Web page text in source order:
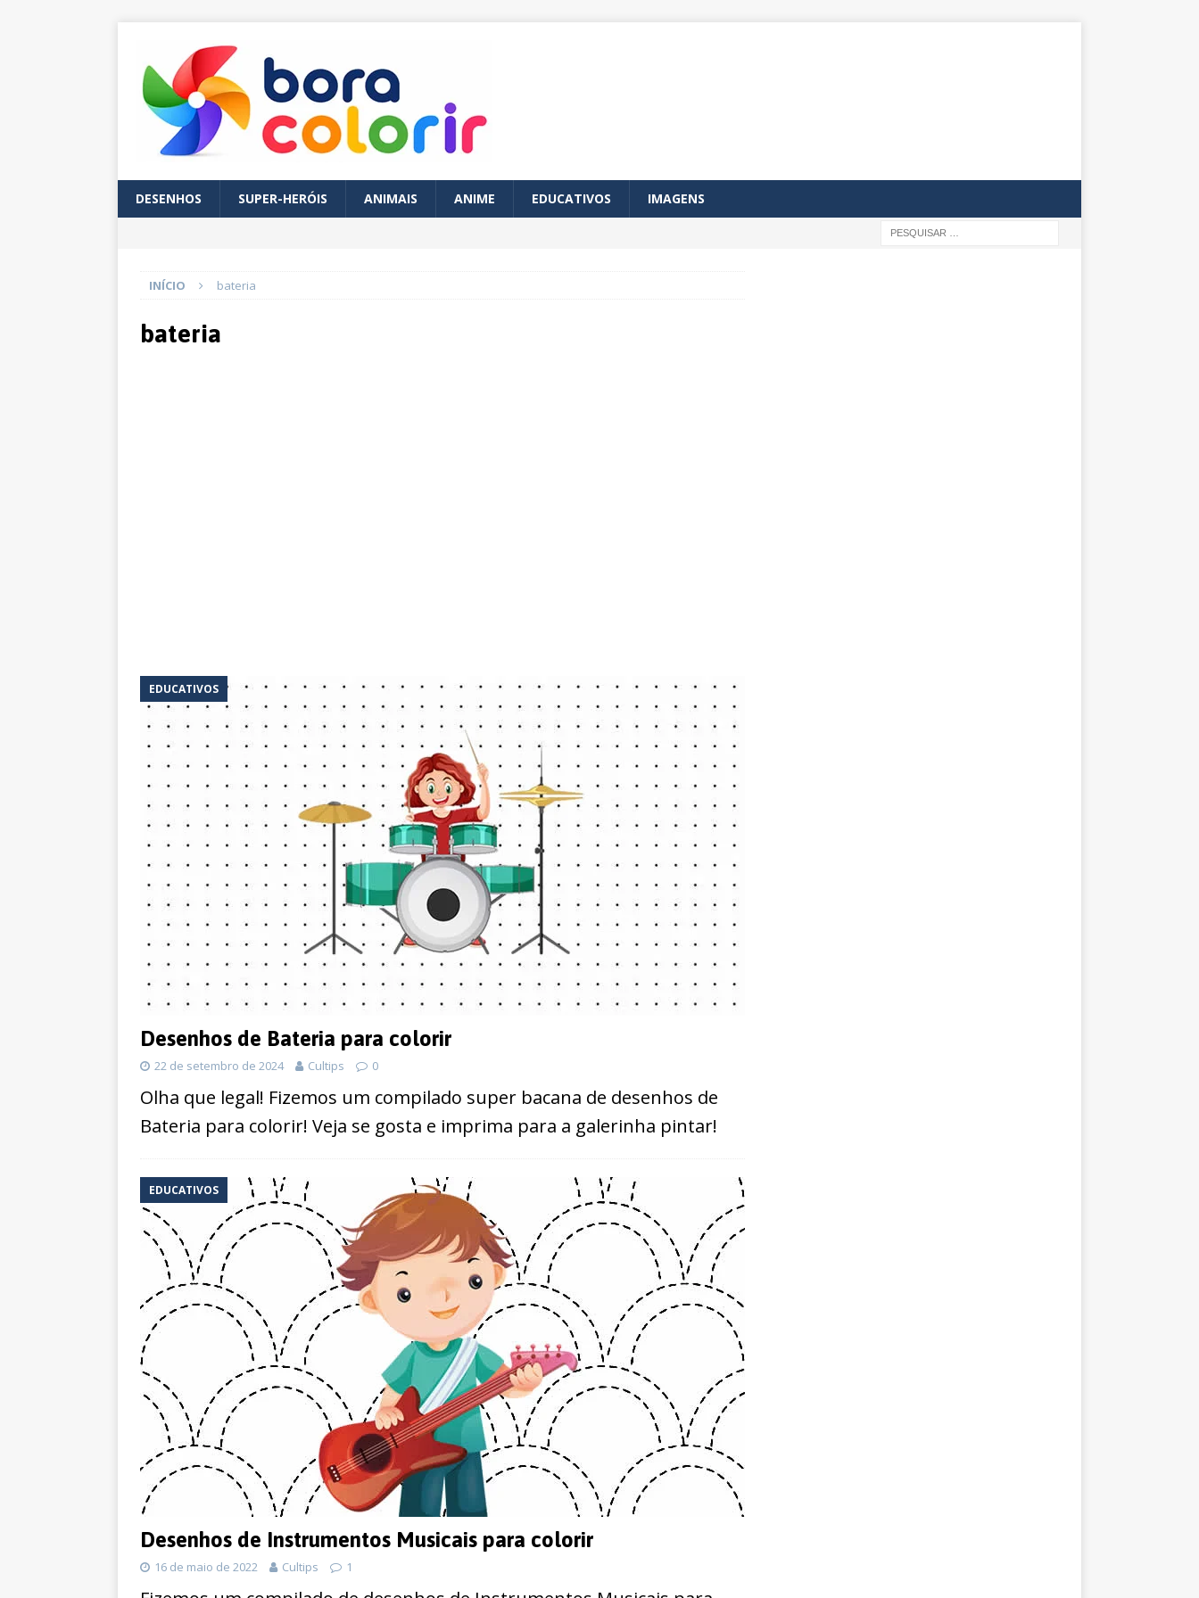
DESENHOS SUPER-HERÓIS ANIMAIS ANIME EDUCATIVOS IMAGENS
INÍCIO bateria
bateria
EDUCATIVOS
Desenhos de Bateria para colorir
22 de setembro de 2024 Cultips 0
Olha que legal! Fizemos um compilado super bacana de desenhos de
Bateria para colorir! Veja se gosta e imprima para a galerinha pintar!
EDUCATIVOS
Desenhos de Instrumentos Musicais para colorir
16 de maio de 2022 Cultips 1